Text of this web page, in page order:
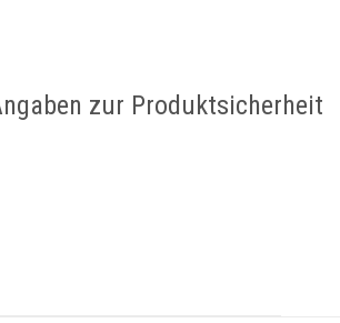
zur Produktsicherheit